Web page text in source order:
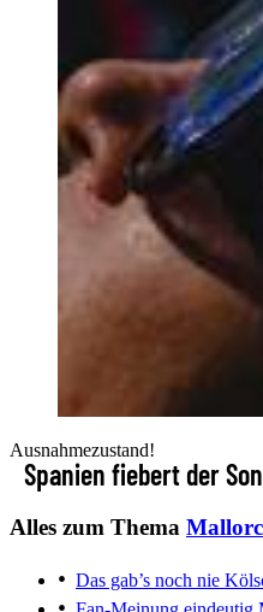
Ausnahmezustand!
Spanien fiebert der
Alles zum Thema
Das gab’s noch nie